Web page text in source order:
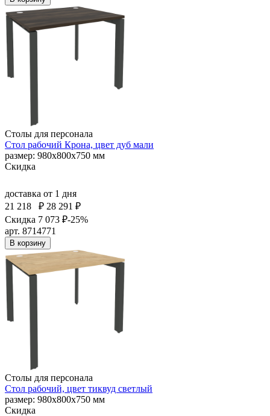
Столы для персонала
Стол рабочий Крона, цвет дуб мали
размер: 980х800х750 мм
Скидка
доставка от 1 дня
21 218
₽ 28 291 ₽
Скидка 7 073 ₽-25%
арт. 8714771
В корзину
Столы для персонала
Стол рабочий, цвет тиквуд светлый
размер: 980х800х750 мм
Скидка